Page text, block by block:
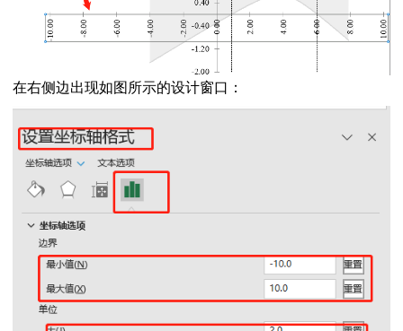
在右侧边出现如图所示的设计窗口：